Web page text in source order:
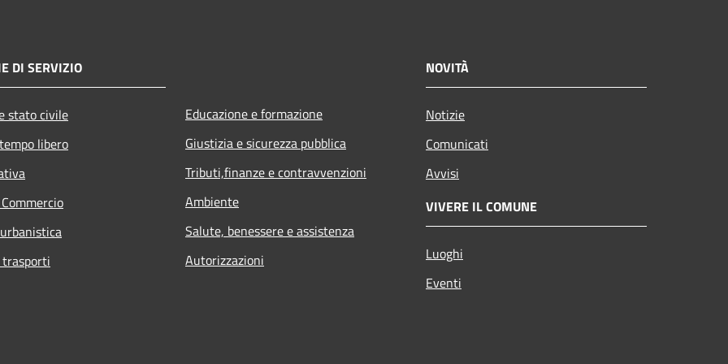
DI SERVIZIO
stato civile
libero
Educazione e formazione
Giustizia e sicurezza pubblica
Tributi,finanze e contravvenzioni
Ambiente
Salute, benessere e assistenza
Autorizzazioni
NOVITÀ
Notizie
Comunicati
Avvisi
VIVERE IL COMUNE
Luoghi
Eventi